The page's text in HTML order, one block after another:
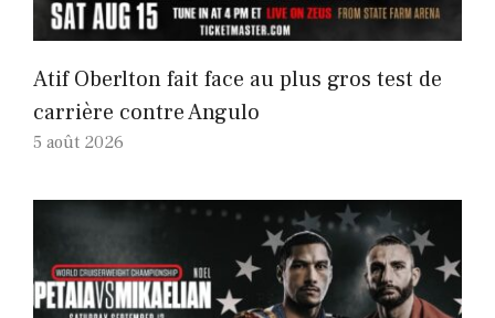
Atif Oberlton fait face au plus gros test de
carrière contre Angulo
5 août 2026